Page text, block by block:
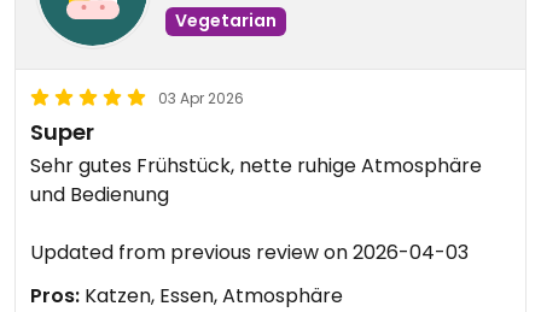
Vegetarian
03 Apr 2026
Super
Sehr gutes Frühstück, nette ruhige Atmosphäre
und Bedienung
Updated from previous review on 2026-04-03
Pros: Katzen, Essen, Atmosphäre